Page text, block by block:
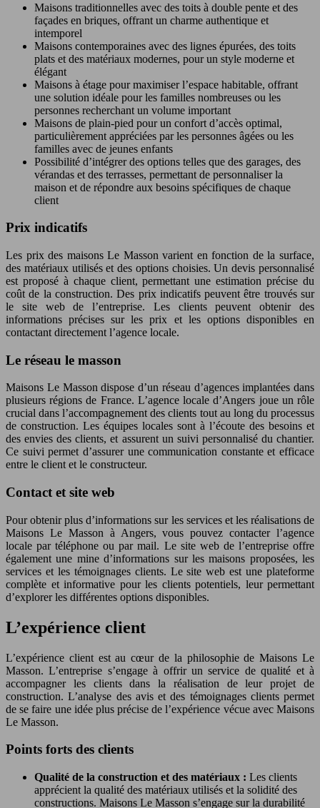
Maisons traditionnelles avec des toits à double pente et des
façades en briques, offrant un charme authentique et
intemporel
Maisons contemporaines avec des lignes épurées, des toits
plats et des matériaux modernes, pour un style moderne et
élégant
Maisons à étage pour maximiser l’espace habitable, offrant
une solution idéale pour les familles nombreuses ou les
personnes recherchant un volume important
Maisons de plain-pied pour un confort d’accès optimal,
particulièrement appréciées par les personnes âgées ou les
familles avec de jeunes enfants
Possibilité d’intégrer des options telles que des garages, des
vérandas et des terrasses, permettant de personnaliser la
maison et de répondre aux besoins spécifiques de chaque
client
Prix indicatifs
Les prix des maisons Le Masson varient en fonction de la surface,
des matériaux utilisés et des options choisies. Un devis personnalisé
est proposé à chaque client, permettant une estimation précise du
coût de la construction. Des prix indicatifs peuvent être trouvés sur
le site web de l’entreprise. Les clients peuvent obtenir des
informations précises sur les prix et les options disponibles en
contactant directement l’agence locale.
Le réseau le masson
Maisons Le Masson dispose d’un réseau d’agences implantées dans
plusieurs régions de France. L’agence locale d’Angers joue un rôle
crucial dans l’accompagnement des clients tout au long du processus
de construction. Les équipes locales sont à l’écoute des besoins et
des envies des clients, et assurent un suivi personnalisé du chantier.
Ce suivi permet d’assurer une communication constante et efficace
entre le client et le constructeur.
Contact et site web
Pour obtenir plus d’informations sur les services et les réalisations de
Maisons Le Masson à Angers, vous pouvez contacter l’agence
locale par téléphone ou par mail. Le site web de l’entreprise offre
également une mine d’informations sur les maisons proposées, les
services et les témoignages clients. Le site web est une plateforme
complète et informative pour les clients potentiels, leur permettant
d’explorer les différentes options disponibles.
L’expérience client
L’expérience client est au cœur de la philosophie de Maisons Le
Masson. L’entreprise s’engage à offrir un service de qualité et à
accompagner les clients dans la réalisation de leur projet de
construction. L’analyse des avis et des témoignages clients permet
de se faire une idée plus précise de l’expérience vécue avec Maisons
Le Masson.
Points forts des clients
Qualité de la construction et des matériaux : Les clients
apprécient la qualité des matériaux utilisés et la solidité des
constructions. Maisons Le Masson s’engage sur la durabilité